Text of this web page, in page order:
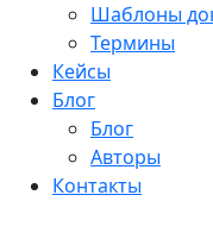
Шаблоны
Термины
Кейсы
Блог
Блог
Авторы
Контакты